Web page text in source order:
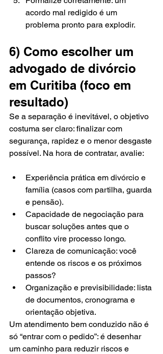
acordo mal redigido é um
problema pronto para explodir.
6) Como escolher um
advogado de divórcio
em Curitiba (foco em
resultado)
Se a separação é inevitável, o objetivo
costuma ser claro: finalizar com
segurança, rapidez e o menor desgaste
possível. Na hora de contratar, avalie:
Experiência prática em divórcio e
família (casos com partilha, guarda
e pensão).
Capacidade de negociação para
buscar soluções antes que o
conflito vire processo longo.
Clareza de comunicação: você
entende os riscos e os próximos
passos?
Organização e previsibilidade: lista
de documentos, cronograma e
orientação objetiva.
Um atendimento bem conduzido não é
só “entrar com o pedido”: é desenhar
um caminho para reduzir riscos e